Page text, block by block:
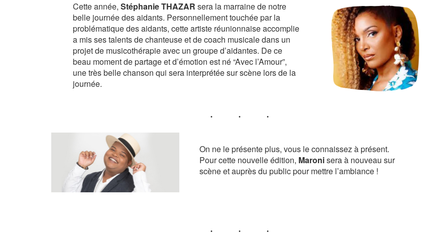
Cette année,Stéphanie THAZAR sera la marraine de notre
belle journée des aidants. Personnellement touchée par la
problématique des aidants, cette artiste réunionnaise accomplie
a mis ses talents de chanteuse et de coach musicale dans un
projet de musicothérapie avec un groupe d’aidantes. De ce
beau moment de partage et d’émotion est né “Avec l’Amour”,
une très belle chanson qui sera interprétée sur scène lors de la
journée.
On ne le présente plus, vous le connaissez à présent.
Pour cette nouvelle édition, Maronisera à nouveau sur
scène et auprès du public pour mettre l’ambiance !